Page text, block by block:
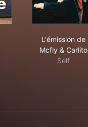
L'émission de
Mcfly & Carlito
Self